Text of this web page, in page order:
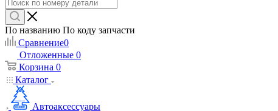
По названию По коду запчасти
Сравнение0
Отложенные 0
Корзина 0
Каталог
Автоаксессуары